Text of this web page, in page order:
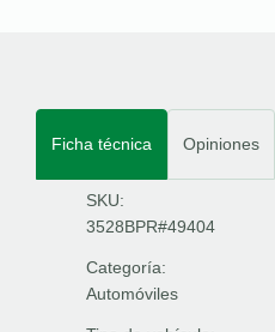
Ficha técnica Opiniones
SKU:
3528BPR#49404
Categoría:
Automóviles